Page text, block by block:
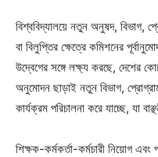
বিশ্ববিদ্যালয়ে নতুন অনুষদ, বিভাগ,
বা বিলুপ্তির ক্ষেত্রে কমিশনের
উদ্বেগের সঙ্গে লক্ষ্য করছে, দেশের
অনুমোদন ছাড়াই নতুন বিভাগ, প্রোগ্রাম
কার্যক্রম পরিচালনা করে যাচ্ছে, যা
শিক্ষক-কর্মকর্তা-কর্মচারী নিয়োগ